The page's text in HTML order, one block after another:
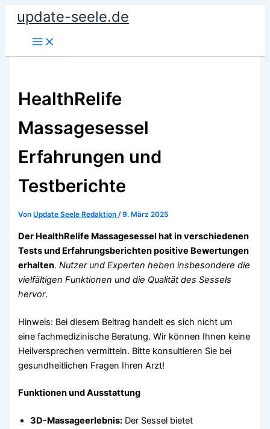
Zum
Inhalt
springen
update-seele.de
HealthRelife
Massagesessel
Erfahrungen und
Testberichte
VonUpdate Seele Redaktion/9. März 2025
Der HealthRelife Massagesessel hat in verschiedenen
Tests und Erfahrungsberichten positive Bewertungen
erhalten.Nutzer und Experten heben insbesondere die
vielfältigen Funktionen und die Qualität des Sessels
hervor.
Hinweis: Bei diesem Beitrag handelt es sich nicht um
eine fachmedizinische Beratung. Wir können Ihnen keine
Heilversprechen vermitteln. Bitte konsultieren Sie bei
gesundheitlichen Fragen Ihren Arzt!
Funktionen und Ausstattung
3D-Massageerlebnis: Der Sessel bietet